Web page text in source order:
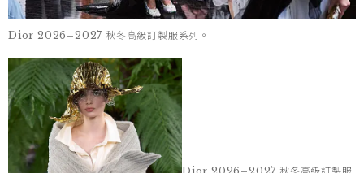
Dior 2026–2027 秋冬高級訂製服系列。